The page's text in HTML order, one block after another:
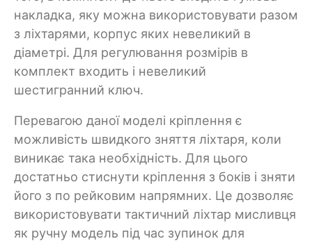
накладка, яку можна використовувати разом
з ліхтарями, корпус яких невеликий в
діаметрі. Для регулювання розмірів в
комплект входить і невеликий
шестигранний ключ.
Перевагою даної моделі кріплення є
можливість швидкого зняття ліхтаря, коли
виникає така необхідність. Для цього
достатньо стиснути кріплення з боків і зняти
його з по рейковим напрямних. Це дозволяє
використовувати тактичний ліхтар мисливця
як ручну модель під час зупинок для